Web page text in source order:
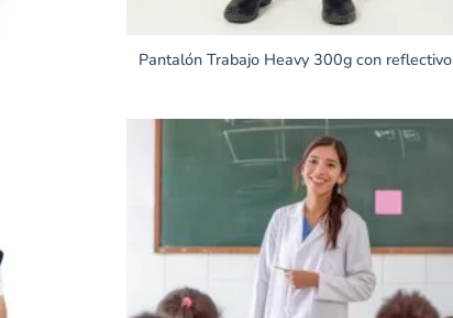
Pantalón Trabajo Heavy 300g con reflectivo